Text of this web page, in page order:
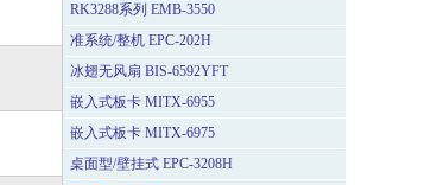
RK3288系列 EMB-3550
准系统/整机 EPC-202H
冰翅无风扇 BIS-6592YFT
嵌入式板卡 MITX-6955
嵌入式板卡 MITX-6975
桌面型/壁挂式 EPC-3208H